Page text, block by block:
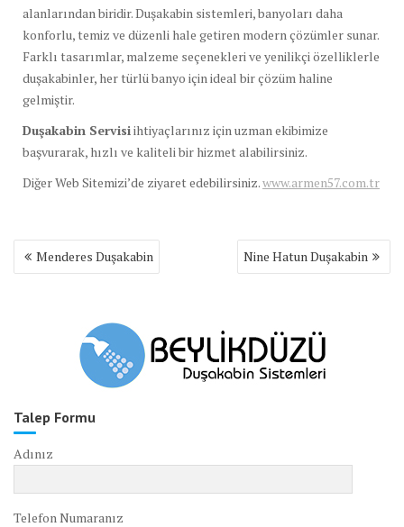
alanlarından biridir. Duşakabin sistemleri, banyoları daha
konforlu, temiz ve düzenli hale getiren modern çözümler sunar.
Farklı tasarımlar, malzeme seçenekleri ve yenilikçi özelliklerle
duşakabinler, her türlü banyo için ideal bir çözüm haline
gelmiştir.
Duşakabin Servisiihtiyaçlarınız için uzman ekibimize
başvurarak, hızlı ve kaliteli bir hizmet alabilirsiniz.
Diğer Web Sitemizi’de ziyaret edebilirsiniz.www.armen57.com.tr
Yazı
gezinmesi
Menderes Duşakabin Nine Hatun Duşakabin
Talep Formu
Adınız
Telefon Numaranız